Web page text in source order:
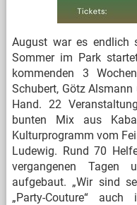
August war es endlich
Sommer im Park
kommenden 3
Schubert, Götz
Hand. 22
bunten Mix aus
Kulturprogramm vom
Ludewig. Rund 70
vergangenen Tagen
aufgebaut. „Wir sind
„Party-Couture“